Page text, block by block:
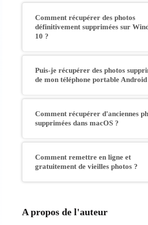
Comment récupérer des photos
définitivement supprimées sur
10 ?
Puis-je récupérer des photos
de mon téléphone portable Android
Comment récupérer d'anciennes
supprimées dans macOS ?
Comment remettre en ligne et
gratuitement de vieilles photos ?
A propos de l'auteur